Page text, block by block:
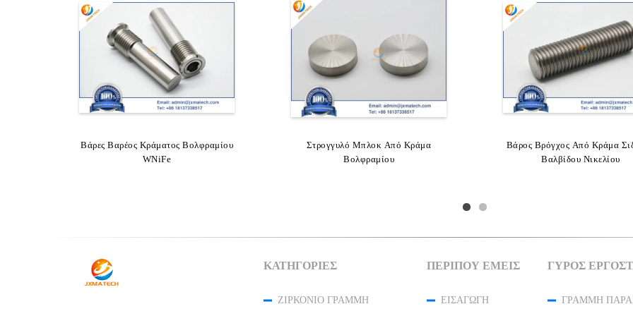
Βάρες Βαρέος Κράματος Βολφραμίου
WNiFe
Στρογγυλό Μπλοκ Από Κράμα
Βολφραμίου
Βάρος Βρόγχος Από Κράμα
Βαλβίδου Νικελίου
WNiFe Βαρύ Κράμα Βολφραμίου
Αεροπορικής Ράβδου
93WNiFe 90WNiCu Ράβδοι Από
Κράμα Βολφραμίου
90WNiFe Βαλβίδα
Βολφραμίου ASTM B777
ΚΑΤΗΓΟΡΊΕΣ
ΖΙΡΚΌΝΙΟ ΓΡΑΜΜΉ
ΠΕΡΊΠΟΥ ΕΜΕΊΣ
ΕΙΣΑΓΩΓΉ
ΓΎΡΟΣ
ΓΡΑΜΜΉ